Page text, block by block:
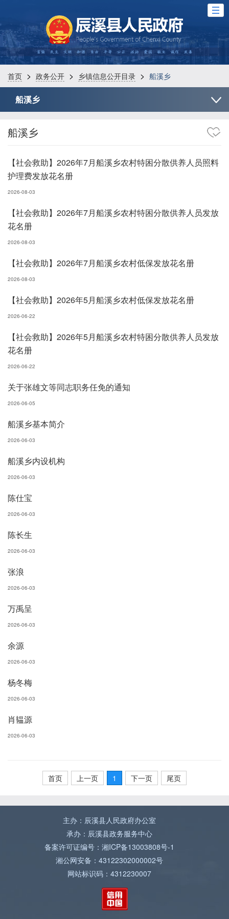
首页 > 政务公开 > 乡镇信息公开目录 > 船溪乡
船溪乡
船溪乡
【社会救助】2026年7月船溪乡农村特困分散供养人员照料
护理费发放花名册
2026-08-03
【社会救助】2026年7月船溪乡农村特困分散供养人员发放
花名册
2026-08-03
【社会救助】2026年7月船溪乡农村低保发放花名册
2026-08-03
【社会救助】2026年5月船溪乡农村低保发放花名册
2026-06-22
【社会救助】2026年5月船溪乡农村特困分散供养人员发放
花名册
2026-06-22
关于张雄文等同志职务任免的通知
2026-06-05
船溪乡基本简介
2026-06-03
船溪乡内设机构
2026-06-03
陈仕宝
2026-06-03
陈长生
2026-06-03
张浪
2026-06-03
万禹呈
2026-06-03
余源
2026-06-03
杨冬梅
2026-06-03
肖韫源
2026-06-03
首页 上一页 1 下一页 尾页
主办：辰溪县人民政府办公室
承办：辰溪县政务服务中心
备案许可证编号：湘ICP备13003808号-1
湘公网安备：43122302000002号
网站标识码：4312230007